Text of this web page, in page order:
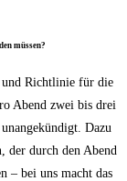
müssen?
Richt­li­nie für die
Abend zwei bis drei
Dazu
der durch den Abend
– bei uns macht das